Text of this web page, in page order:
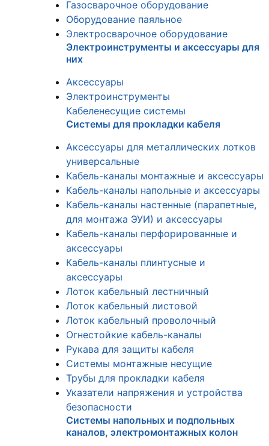
Газосварочное оборудование
Оборудование паяльное
Электросварочное оборудование
Электроинструменты и аксессуары для
них
Аксессуары
Электроинструменты
Кабеленесущие системы
Системы для прокладки кабеля
Аксессуары для металлических лотков
универсальные
Кабель-каналы монтажные и аксессуары
Кабель-каналы напольные и аксессуары
Кабель-каналы настенные (парапетные,
для монтажа ЭУИ) и аксессуары
Кабель-каналы перфорированные и
аксессуары
Кабель-каналы плинтусные и
аксессуары
Лоток кабельный лестничный
Лоток кабельный листовой
Лоток кабельный проволочный
Огнестойкие кабель-каналы
Рукава для защиты кабеля
Системы монтажные несущие
Трубы для прокладки кабеля
Указатели напряжения и устройства
безопасности
Системы напольных и подпольных
каналов, электромонтажных колон